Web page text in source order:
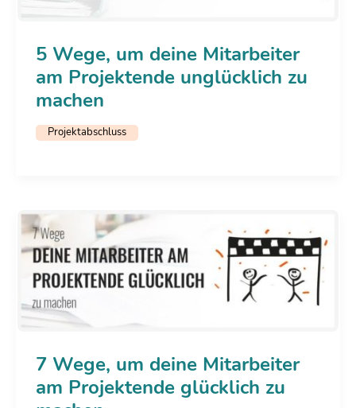
5 Wege, um deine Mitarbeiter
am Projektende unglücklich zu
machen
Projektabschluss
7 Wege, um deine Mitarbeiter
am Projektende glücklich zu